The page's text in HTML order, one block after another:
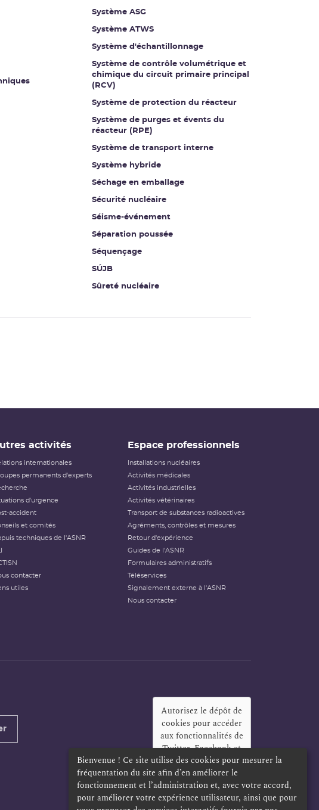
Système ASG
Système ATWS
Système d'échantillonnage
Système de contrôle volumétrique et
chimique du circuit primaire principal
(RCV)
Système de protection du réacteur
Système de purges et évents du
réacteur (RPE)
Système de transport interne
Système hybride
Séchage en emballage
Sécurité nucléaire
Séisme-événement
Séparation poussée
Séquençage
SÚJB
Sûreté nucléaire
activités
internationales
permanents d'experts
d'urgence
accident
et comités
techniques de l'ASNR
contacter
utiles
Espace professionnels
Installations nucléaires
Activités médicales
Activités industrielles
Activités vétérinaires
Transport de substances radioactives
Agréments, contrôles et mesures
Retour d'expérience
Guides de l'ASNR
Formulaires administratifs
Téléservices
Signalement externe à l'ASNR
Nous contacter
Autorisez le dépôt de
cookies pour accéder
aux fonctionnalités de
Twitter, Facebook et
LinkedIn?
Oui
Toujours
Bienvenue ! Ce site utilise des cookies pour mesurer la
fréquentation du site afin d’en améliorer le
fonctionnement et l’administration et, avec votre accord,
pour améliorer votre expérience utilisateur, ainsi que pour